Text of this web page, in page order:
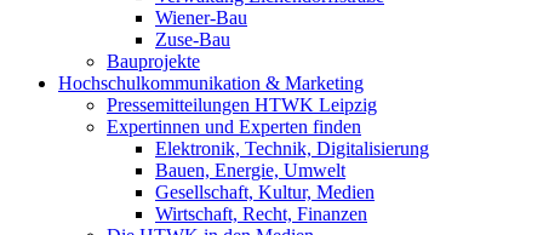
Wiener-Bau
Zuse-Bau
Bauprojekte
Hochschulkommunikation & Marketing
Pressemitteilungen HTWK Leipzig
Expertinnen und Experten finden
Elektronik, Technik, Digitalisierung
Bauen, Energie, Umwelt
Gesellschaft, Kultur, Medien
Wirtschaft, Recht, Finanzen